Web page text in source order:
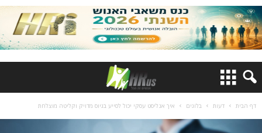
דף הבית דעות בלוגים איך אנליסט עסקי יכול לסייע בגיוס מדויק וקליטה מוצלחת